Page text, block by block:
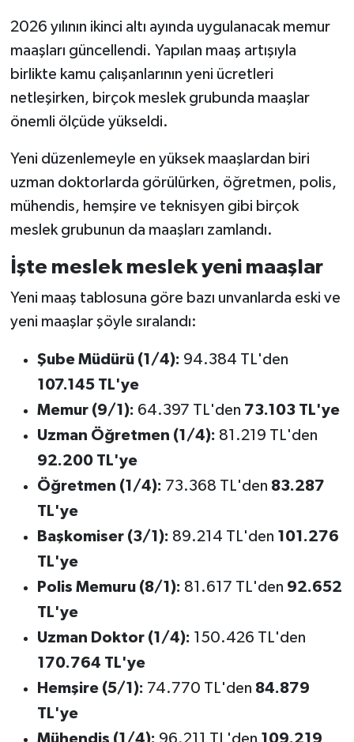
2026 yılının ikinci altı ayında uygulanacak memur
maaşları güncellendi. Yapılan maaş artışıyla
birlikte kamu çalışanlarının yeni ücretleri
netleşirken, birçok meslek grubunda maaşlar
önemli ölçüde yükseldi.
Yeni düzenlemeyle en yüksek maaşlardan biri
uzman doktorlarda görülürken, öğretmen, polis,
mühendis, hemşire ve teknisyen gibi birçok
meslek grubunun da maaşları zamlandı.
İşte meslek meslek yeni maaşlar
Yeni maaş tablosuna göre bazı unvanlarda eski ve
yeni maaşlar şöyle sıralandı:
Şube Müdürü (1/4): 94.384 TL'den
107.145 TL'ye
Memur (9/1): 64.397 TL'den 73.103 TL'ye
Uzman Öğretmen (1/4): 81.219 TL'den
92.200 TL'ye
Öğretmen (1/4): 73.368 TL'den 83.287
TL'ye
Başkomiser (3/1): 89.214 TL'den 101.276
TL'ye
Polis Memuru (8/1): 81.617 TL'den 92.652
TL'ye
Uzman Doktor (1/4): 150.426 TL'den
170.764 TL'ye
Hemşire (5/1): 74.770 TL'den 84.879
TL'ye
Sonsöz Özel
Spor
Vasıta
Yaşam